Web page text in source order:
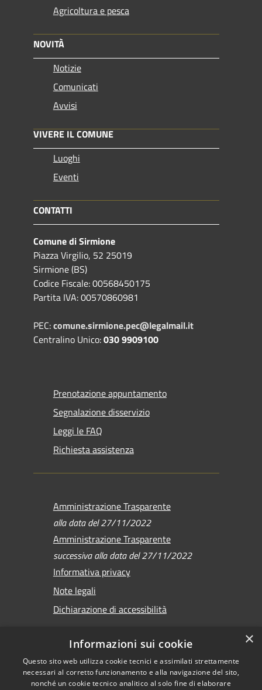
Agricoltura e pesca
NOVITÀ
Notizie
Comunicati
Avvisi
VIVERE IL COMUNE
Luoghi
Eventi
CONTATTI
Comune di Sirmione
Piazza Virgilio, 52 25019
Sirmione (BS)
Codice Fiscale: 00568450175
Partita IVA: 00570860981
PEC:comune.sirmione.pec@legalmail.it
Centralino Unico:030 9909100
Prenotazione appuntamento
Segnalazione disservizio
Leggi le FAQ
Richiesta assistenza
Amministrazione Trasparente
alla data del 27/11/2022
Amministrazione Trasparente
successiva alla data del 27/11/2022
Informativa privacy
Note legali
Dichiarazione di accessibilità
RSS
Accessibilità
Copyright © 2026 •
Comune di Sirmione •
×
Informazioni sui cookie
Questo sito web utilizza cookie tecnici e assimilati strettamente
necessari al corretto funzionamento e alla navigazione del sito,
nonché un cookie tecnico analitico al solo fine di elaborare